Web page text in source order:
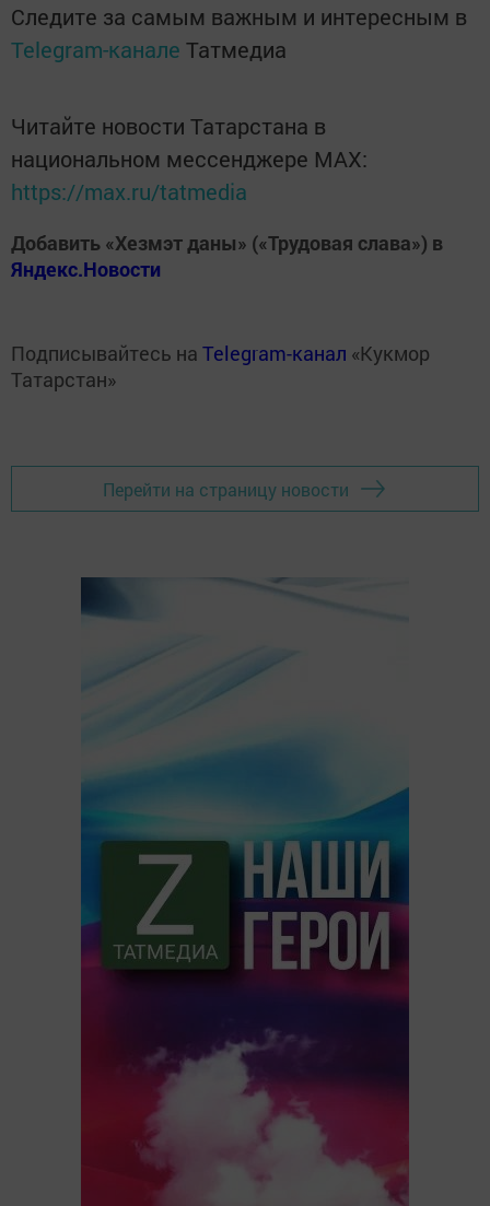
Следите за самым важным и интересным в
Telegram-канале Татмедиа
Читайте новости Татарстана в
национальном мессенджере MАХ:
https://max.ru/tatmedia
Добавить «Хезмэт даны» («Трудовая слава») в
Яндекс.Новости
Подписывайтесь на Telegram-канал «Кукмор
Татарстан»
Перейти на страницу новости